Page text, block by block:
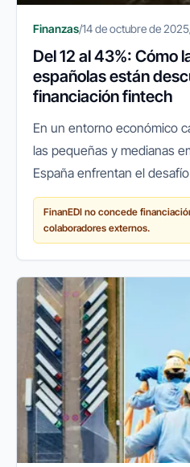
Finanzas/14 de octubre de 2025
Del 12 al 43%: Cómo
españolas están
financiación fintech
En un entorno económico
las pequeñas y medianas
España enfrentan el
financiación ágil y flexible
simplemente mantener
FinanEDI no concede
colaboradores externos.